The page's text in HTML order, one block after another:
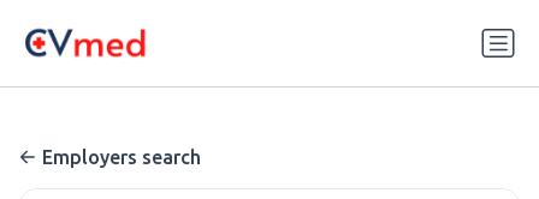
Employers search